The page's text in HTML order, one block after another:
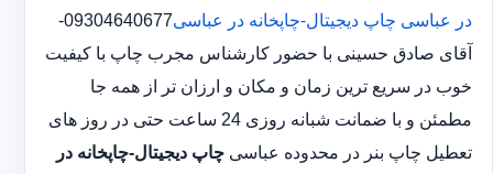
در عباسی چاپ دیجیتال-چاپخانه در عباسی
09304640677-
آقای صادق حسینی با حضور کارشناس مجرب چاپ با کیفیت
خوب در سریع ترین زمان و مکان و ارزان تر از همه جا
مطمئن و با ضمانت شبانه روزی 24 ساعت حتی در روز های
تعطیل چاپ بنر در محدوده عباسی چاپ دیجیتال-چاپخانه در